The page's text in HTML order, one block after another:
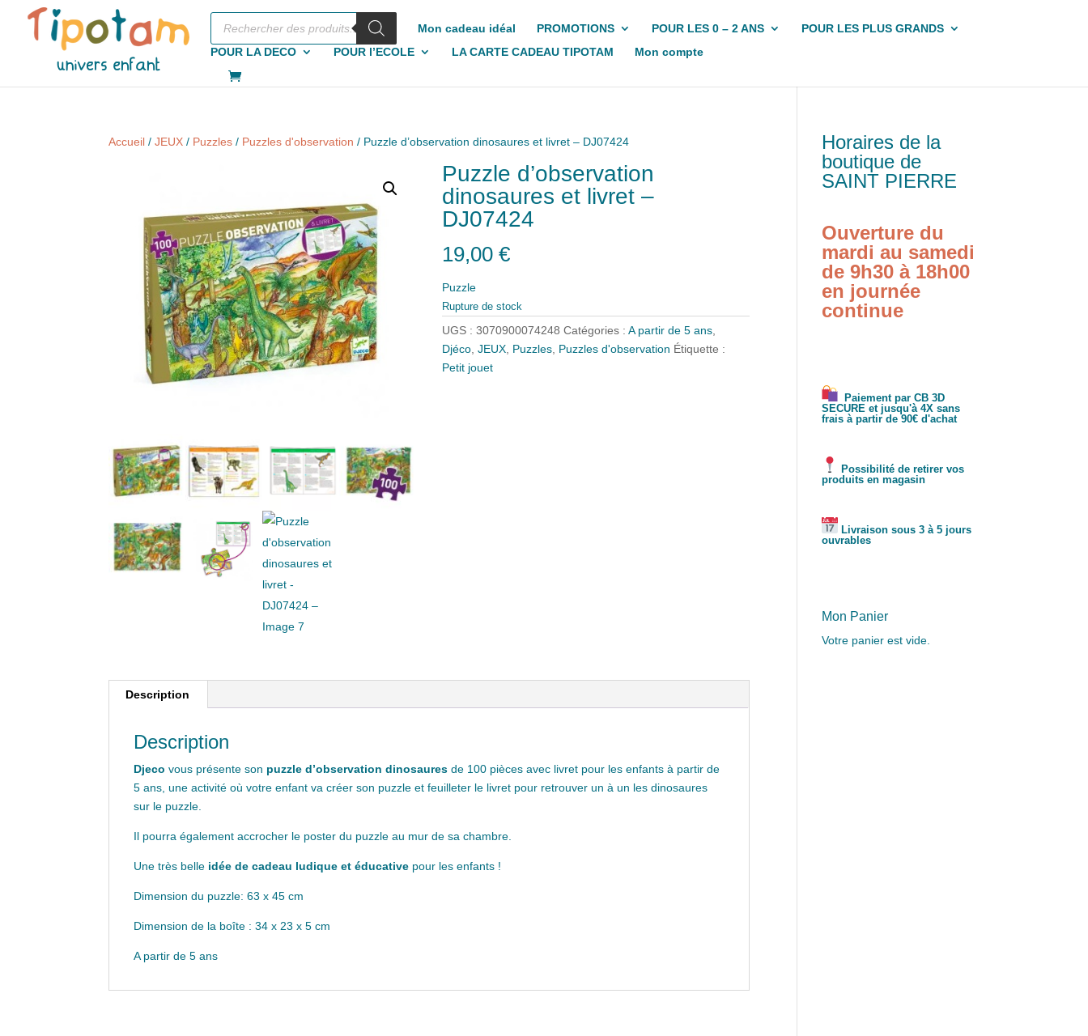
Recherche
produits
Mon cadeau idéal PROMOTIONS POUR LES 0 – 2 ANS
POUR LES PLUS GRANDS
POUR LA DECO
POUR l’ECOLE LA CARTE CADEAU TIPOTAM Mon compte
Accueil /JEUX / Puzzles / Puzzles d'observation / Puzzle d’observation dinosaures et livret – DJ07424
Puzzle d’observation
dinosaures et livret –
DJ07424
19,00€
Puzzle
Rupture de stock
UGS :3070900074248 Catégories :A partir de 5 ans,
Djéco,JEUX, Puzzles, Puzzles d'observation Étiquette :
Petit jouet
Description
Description
Djeco vous présente son puzzle d’observation dinosaures de 100 pièces avec livret pour les enfants à partir de
5 ans, une activité où votre enfant va créer son puzzle et feuilleter le livret pour retrouver un à un les dinosaures
sur le puzzle.
Il pourra également accrocher le poster du puzzle au mur de sa chambre.
Une très belle idée de cadeau ludique et éducative pour les enfants !
Dimension du puzzle: 63 x 45 cm
Dimension de la boîte : 34 x 23 x 5 cm
A partir de 5 ans
Horaires de la
boutique de
SAINT PIERRE
Ouverture du
mardi au samedi
de 9h30 à 18h00
en journée
continue
Paiement par CB 3D
SECURE et jusqu'à 4X sans
frais à partir de 90€ d'achat
Possibilité de retirer vos
produits en magasin
Livraison sous 3 à 5 jours
ouvrables
Mon Panier
Votre panier est vide.